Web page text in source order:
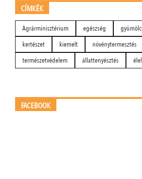
CÍMKÉK
Agrárminisztérium egészség
kertészet
kiemelt
növénytermesztés
természetvédelem
állattenyésztés
FACEBOOK